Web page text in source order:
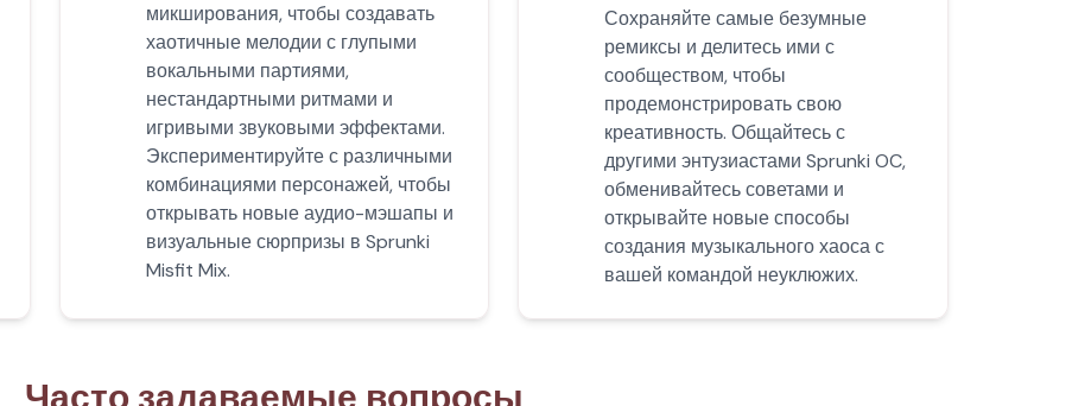
микширования, чтобы создавать
хаотичные мелодии с глупыми
вокальными партиями,
нестандартными ритмами и
игривыми звуковыми эффектами.
Экспериментируйте с различными
комбинациями персонажей, чтобы
открывать новые аудио-мэшапы и
визуальные сюрпризы в Sprunki
Misfit Mix.
Сохраняйте самые безумные
ремиксы и делитесь ими с
сообществом, чтобы
продемонстрировать свою
креативность. Общайтесь с
другими энтузиастами Sprunki OC,
обменивайтесь советами и
открывайте новые способы
создания музыкального хаоса с
вашей командой неуклюжих.